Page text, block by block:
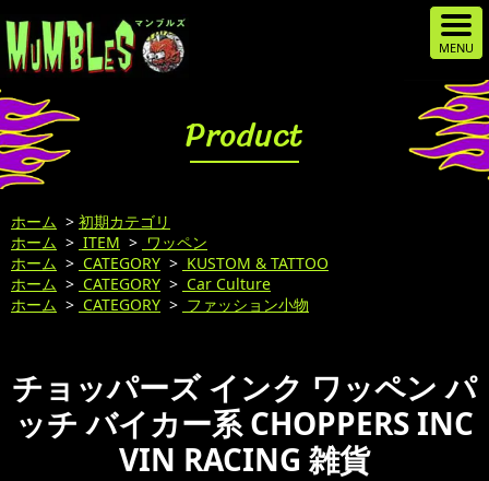
Product
ホーム > 初期カテゴリ
ホーム > ITEM > ワッペン
ホーム > CATEGORY > KUSTOM & TATTOO
ホーム > CATEGORY > Car Culture
ホーム > CATEGORY > ファッション小物
チョッパーズ インク ワッペン パ
ッチ バイカー系 CHOPPERS INC
VIN RACING 雑貨